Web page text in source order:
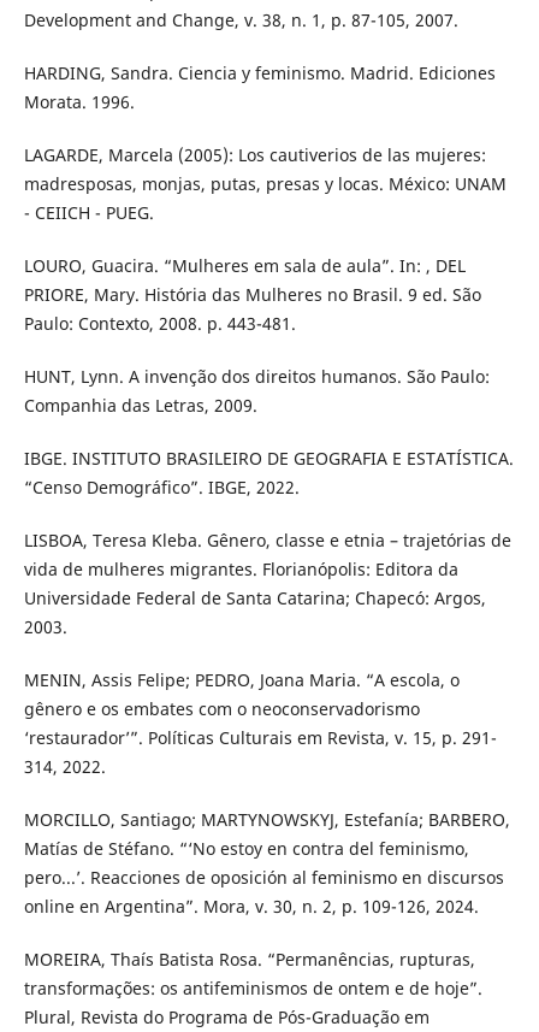
Development and Change, v. 38, n. 1, p. 87-105, 2007.
HARDING, Sandra. Ciencia y feminismo. Madrid. Ediciones
Morata. 1996.
LAGARDE, Marcela (2005): Los cautiverios de las mujeres:
madresposas, monjas, putas, presas y locas. México: UNAM
- CEIICH - PUEG.
LOURO, Guacira. “Mulheres em sala de aula”. In: , DEL
PRIORE, Mary. História das Mulheres no Brasil. 9 ed. São
Paulo: Contexto, 2008. p. 443-481.
HUNT, Lynn. A invenção dos direitos humanos. São Paulo:
Companhia das Letras, 2009.
IBGE. INSTITUTO BRASILEIRO DE GEOGRAFIA E ESTATÍSTICA.
“Censo Demográfico”. IBGE, 2022.
LISBOA, Teresa Kleba. Gênero, classe e etnia – trajetórias de
vida de mulheres migrantes. Florianópolis: Editora da
Universidade Federal de Santa Catarina; Chapecó: Argos,
2003.
MENIN, Assis Felipe; PEDRO, Joana Maria. “A escola, o
gênero e os embates com o neoconservadorismo
‘restaurador’”. Políticas Culturais em Revista, v. 15, p. 291-
314, 2022.
MORCILLO, Santiago; MARTYNOWSKYJ, Estefanía; BARBERO,
Matías de Stéfano. “‘No estoy en contra del feminismo,
pero...’. Reacciones de oposición al feminismo en discursos
online en Argentina”. Mora, v. 30, n. 2, p. 109-126, 2024.
MOREIRA, Thaís Batista Rosa. “Permanências, rupturas,
transformações: os antifeminismos de ontem e de hoje”.
Plural, Revista do Programa de Pós-Graduação em